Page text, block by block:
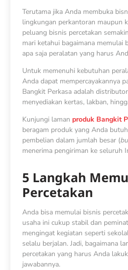
Terutama jika Anda membuka
lingkungan perkantoran maupun
peluang bisnis percetakan
mari ketahui bagaimana memulai
apa saja peralatan yang harus
Untuk memenuhi kebutuhan
Anda dapat mempercayakannya
Bangkit Perkasa adalah
menyediakan kertas, lakban,
Kunjungi laman produk Bangkit
beragam produk yang Anda
pembelian dalam jumlah besar (
menerima pengiriman ke seluruh
5 Langkah
Percetakan
Anda bisa memulai bisnis
usaha ini cukup stabil dan
mengingat kegiatan seperti
selalu berjalan. Jadi, bagaimana
percetakan yang harus Anda
jawabannya.